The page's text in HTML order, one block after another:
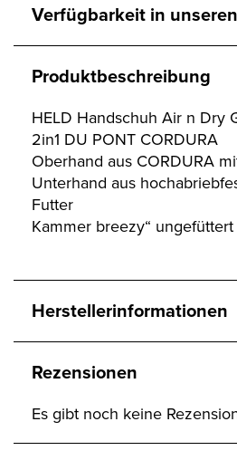
Verfügbarkeit in
Produktbeschreibung
HELD Handschuh Air n Dry
2in1 DU PONT CORDURA
Oberhand aus CORDURA
Unterhand aus
Futter
Kammer breezy“ ungefüttert
Herstellerinformationen
Rezensionen
Es gibt noch keine